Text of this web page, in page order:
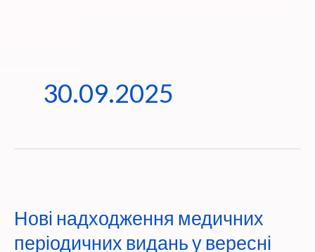
30.09.2025
Нові надходження медичних
періодичних видань у вересні